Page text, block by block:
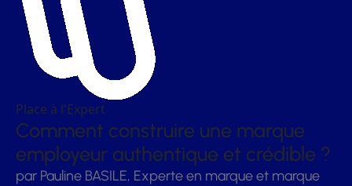
Place à l'Expert
Comment construire une marque
employeur authentique et crédible ?
par Pauline BASILE, Experte en marque et marque